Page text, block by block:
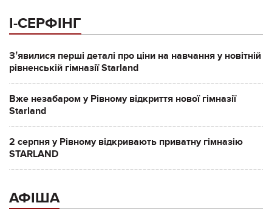
І-СЕРФІНГ
Зʼявилися перші деталі про ціни на навчання у новітній
рівненській гімназії Starland
Вже незабаром у Рівному відкриття нової гімназії
Starland
2 серпня у Рівному відкривають приватну гімназію
STARLAND
АФІША